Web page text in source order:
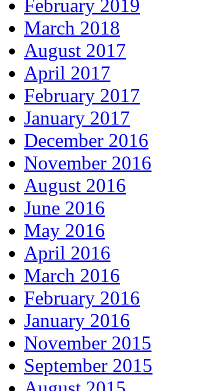
February 2019
March 2018
August 2017
April 2017
February 2017
January 2017
December 2016
November 2016
August 2016
June 2016
May 2016
April 2016
March 2016
February 2016
January 2016
November 2015
September 2015